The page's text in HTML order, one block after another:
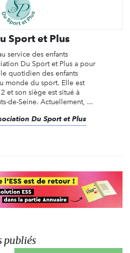
Sport et Plus
service des enfants
Du Sport et Plus a pour
quotidien des enfants
monde du sport. Elle est
et son siège est situé à
de-Seine. Actuellement, ...
Du Sport et Plus
publiés